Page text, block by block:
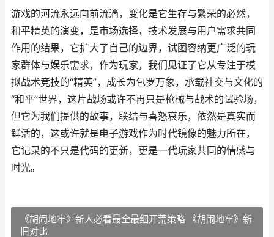
游戏的河流永远向前流淌，变化是它生存与繁荣的必然，
和平精英的演变，是市场选择，技术发展与用户需求共同
作用的结果，它扩大了自己的边界，试图容纳更广泛的玩
家群体与娱乐需求，作为玩家，我们见证了它从专注于模
拟战术竞技的“精英”，成长为包罗万象，承载社交与文化的
“和平”世界，这片战场或许不再只是枪械与战术的试验场，
但它为我们提供的故事，联结与喜怒哀乐，依然是真实而
鲜活的，这或许就是电子游戏作为时代镜像的魅力所在，
它记录的不只是代码的更新，更是一代玩家共同的情感与
时光。
《胡闹地牢》新人必看最全最细开荒策略 《胡闹地牢》新
旧对比